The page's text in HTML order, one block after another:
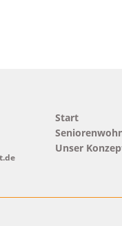
Start
Unser